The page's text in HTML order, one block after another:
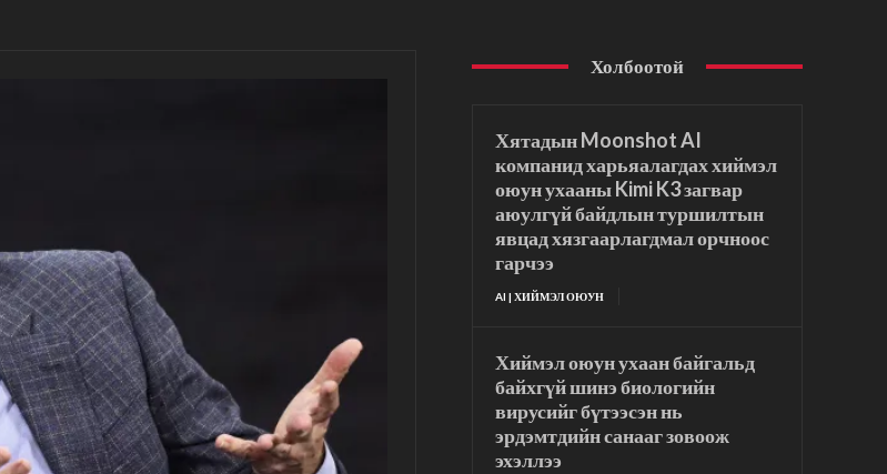
Холбоотой
Хятадын Moonshot AI
компанид харьяалагдах хиймэл
оюун ухааны Kimi K3 загвар
аюулгүй байдлын туршилтын
явцад хязгаарлагдмал орчноос
гарчээ
AI | ХИЙМЭЛ ОЮУН
Хиймэл оюун ухаан байгальд
байхгүй шинэ биологийн
вирусийг бүтээсэн нь
эрдэмтдийн санааг зовоож
эхэллээ